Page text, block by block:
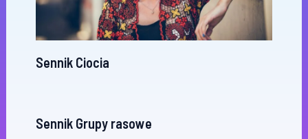
Sennik Ciocia
Sennik Grupy rasowe